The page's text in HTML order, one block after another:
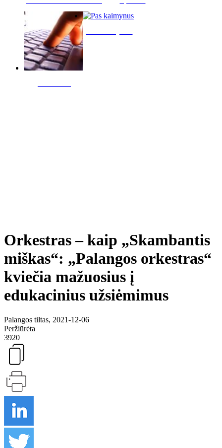
Orkestras – kaip „Skambantis
miškas“: „Palangos orkestras“
kviečia mažuosius į
edukacinius užsiėmimus
Palangos tiltas, 2021-12-06
Peržiūrėta
3920